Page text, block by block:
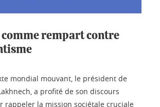
comme rempart contre
mondial mouvant, le président de
a profité de son discours
rappeler la mission sociétale cruciale